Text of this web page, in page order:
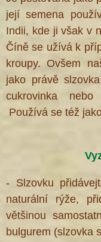
její semena
Indii, kde ji však v
Číně se užívá k
kroupy. Ovšem
jako právě
cukrovinka
Používá se též
- Slzovku
naturální rýže,
většinou
bulgurem (slzovka